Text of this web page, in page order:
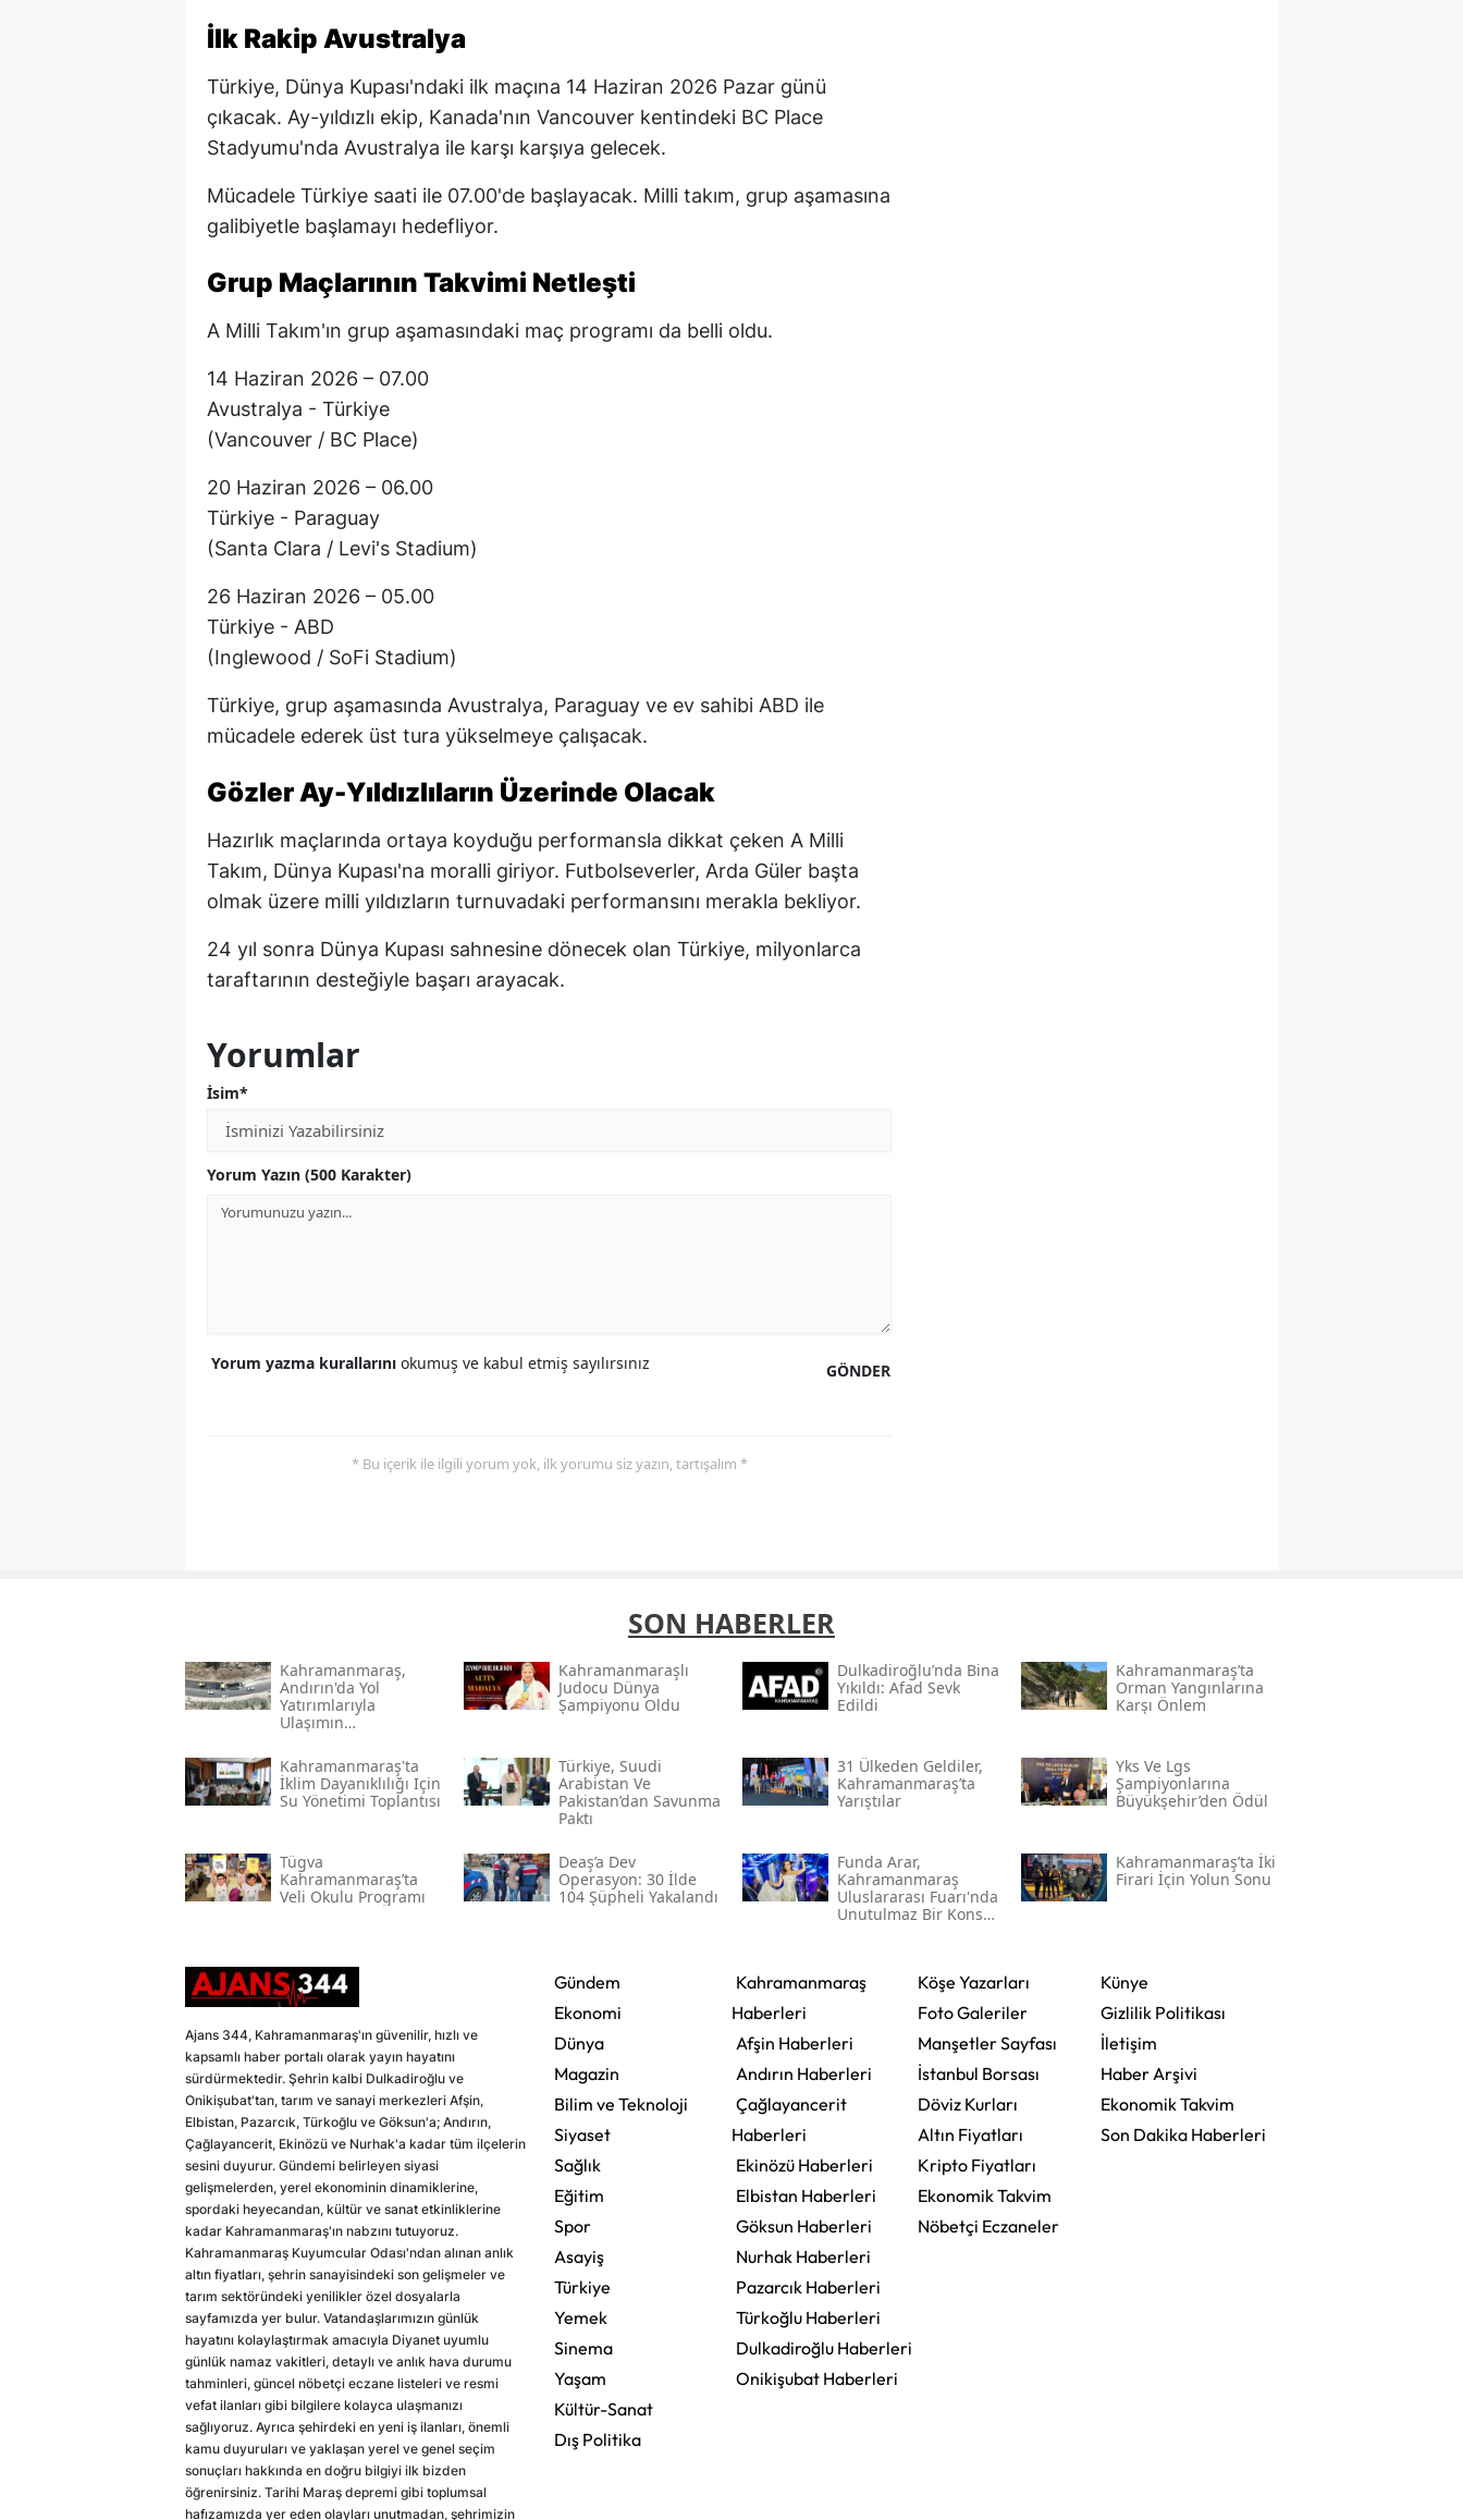
İlk Rakip Avustralya
Türkiye, Dünya Kupası'ndaki ilk maçına 14 Haziran 2026 Pazar günü
çıkacak. Ay-yıldızlı ekip, Kanada'nın Vancouver kentindeki BC Place
Stadyumu'nda Avustralya ile karşı karşıya gelecek.
Mücadele Türkiye saati ile 07.00'de başlayacak. Milli takım, grup aşamasına
galibiyetle başlamayı hedefliyor.
Grup Maçlarının Takvimi Netleşti
A Milli Takım'ın grup aşamasındaki maç programı da belli oldu.
14 Haziran 2026 – 07.00
Avustralya - Türkiye
(Vancouver / BC Place)
20 Haziran 2026 – 06.00
Türkiye - Paraguay
(Santa Clara / Levi's Stadium)
26 Haziran 2026 – 05.00
Türkiye - ABD
(Inglewood / SoFi Stadium)
Türkiye, grup aşamasında Avustralya, Paraguay ve ev sahibi ABD ile
mücadele ederek üst tura yükselmeye çalışacak.
Gözler Ay-Yıldızlıların Üzerinde Olacak
Hazırlık maçlarında ortaya koyduğu performansla dikkat çeken A Milli
Takım, Dünya Kupası'na moralli giriyor. Futbolseverler, Arda Güler başta
olmak üzere milli yıldızların turnuvadaki performansını merakla bekliyor.
24 yıl sonra Dünya Kupası sahnesine dönecek olan Türkiye, milyonlarca
taraftarının desteğiyle başarı arayacak.
Yorumlar
İsim*
Yorum Yazın (500 Karakter)
GÖNDER
Yorum yazma kurallarını okumuş ve kabul etmiş sayılırsınız
* Bu içerik ile ilgili yorum yok, ilk yorumu siz yazın, tartışalım *
SON HABERLER
Kahramanmaraş,
Andırın'da Yol
Yatırımlarıyla
Ulaşımın
Yükseltiyor
Kahramanmaraşlı
Judocu Dünya
Şampiyonu Oldu
Dulkadiroğlu’nda Bina
Yıkıldı: Afad Sevk
Edildi
Kahramanmaraş’ta
Orman Yangınlarına
Karşı Önlem
Kahramanmaraş'ta
İklim Dayanıklılığı Için
Su Yönetimi Toplantısı
Türkiye, Suudi
Arabistan Ve
Pakistan’dan Savunma
Paktı
31 Ülkeden Geldiler,
Kahramanmaraş’ta
Yarıştılar
Yks Ve Lgs
Şampiyonlarına
Büyükşehir’den Ödül
Tügva
Kahramanmaraş’ta
Veli Okulu Programı
Deaş’a Dev
Operasyon: 30 İlde
104 Şüpheli Yakalandı
Funda Arar,
Kahramanmaraş
Uluslararası Fuarı'nda
Unutulmaz Bir Konser
Kahramanmaraş’ta İki
Firari İçin Yolun Sonu
Ajans 344, Kahramanmaraş'ın güvenilir, hızlı ve
kapsamlı haber portalı olarak yayın hayatını
sürdürmektedir. Şehrin kalbi Dulkadiroğlu ve
Onikişubat'tan, tarım ve sanayi merkezleri Afşin,
Elbistan, Pazarcık, Türkoğlu ve Göksun'a; Andırın,
Çağlayancerit, Ekinözü ve Nurhak'a kadar tüm ilçelerin
sesini duyurur. Gündemi belirleyen siyasi
gelişmelerden, yerel ekonominin dinamiklerine,
spordaki heyecandan, kültür ve sanat etkinliklerine
kadar Kahramanmaraş'ın nabzını tutuyoruz.
Kahramanmaraş Kuyumcular Odası'ndan alınan anlık
altın fiyatları, şehrin sanayisindeki son gelişmeler ve
tarım sektöründeki yenilikler özel dosyalarla
sayfamızda yer bulur. Vatandaşlarımızın günlük
hayatını kolaylaştırmak amacıyla Diyanet uyumlu
günlük namaz vakitleri, detaylı ve anlık hava durumu
tahminleri, güncel nöbetçi eczane listeleri ve resmi
vefat ilanları gibi bilgilere kolayca ulaşmanızı
sağlıyoruz. Ayrıca şehirdeki en yeni iş ilanları, önemli
kamu duyuruları ve yaklaşan yerel ve genel seçim
sonuçları hakkında en doğru bilgiyi ilk bizden
öğrenirsiniz. Tarihi Maraş depremi gibi toplumsal
hafızamızda yer eden olayları unutmadan, şehrimizin
Gündem
Ekonomi
Dünya
Magazin
Bilim ve Teknoloji
Siyaset
Sağlık
Eğitim
Spor
Asayiş
Türkiye
Yemek
Sinema
Yaşam
Kültür-Sanat
Dış Politika
Kahramanmaraş
Haberleri
Afşin Haberleri
Andırın Haberleri
Çağlayancerit
Haberleri
Ekinözü Haberleri
Elbistan Haberleri
Göksun Haberleri
Nurhak Haberleri
Pazarcık Haberleri
Türkoğlu Haberleri
Dulkadiroğlu Haberleri
Onikişubat Haberleri
Köşe Yazarları
Foto Galeriler
Manşetler Sayfası
İstanbul Borsası
Döviz Kurları
Altın Fiyatları
Kripto Fiyatları
Ekonomik Takvim
Nöbetçi Eczaneler
Künye
Gizlilik Politikası
İletişim
Haber Arşivi
Ekonomik Takvim
Son Dakika Haberleri